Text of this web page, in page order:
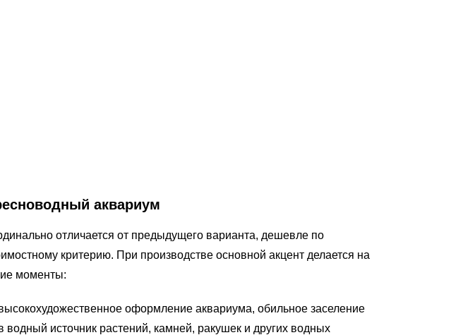
аквариум
отличается от предыдущего варианта, дешевле по
критерию. При производстве основной акцент делается на
моменты:
оформление аквариума, обильное заселение
водный источник растений, камней, ракушек и других водных